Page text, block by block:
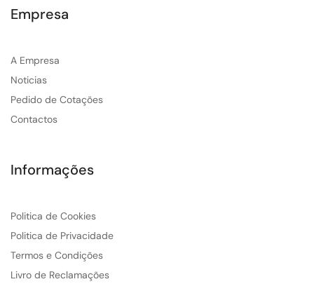
Empresa
A Empresa
Noticias
Pedido de Cotações
Contactos
Informações
Politica de Cookies
Politica de Privacidade
Termos e Condições
Livro de Reclamações